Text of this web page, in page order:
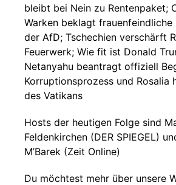
bleibt bei Nein zu Rentenpaket;
Warken beklagt frauenfeindliche
der AfD; Tschechien verschärft
Feuerwerk; Wie fit ist Donald
Netanyahu beantragt offiziell
Korruptionsprozess und Rosalia
des Vatikans
Hosts der heutigen Folge sind
Feldenkirchen (DER SPIEGEL)
M’Barek (Zeit Online)
Du möchtest mehr über unsere